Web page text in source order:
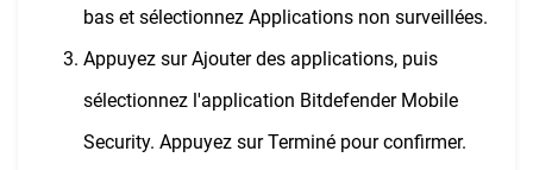
bas et sélectionnez Applications non surveillées.
Appuyez sur Ajouter des applications, puis
sélectionnez l'application Bitdefender Mobile
Security. Appuyez sur Terminé pour confirmer.